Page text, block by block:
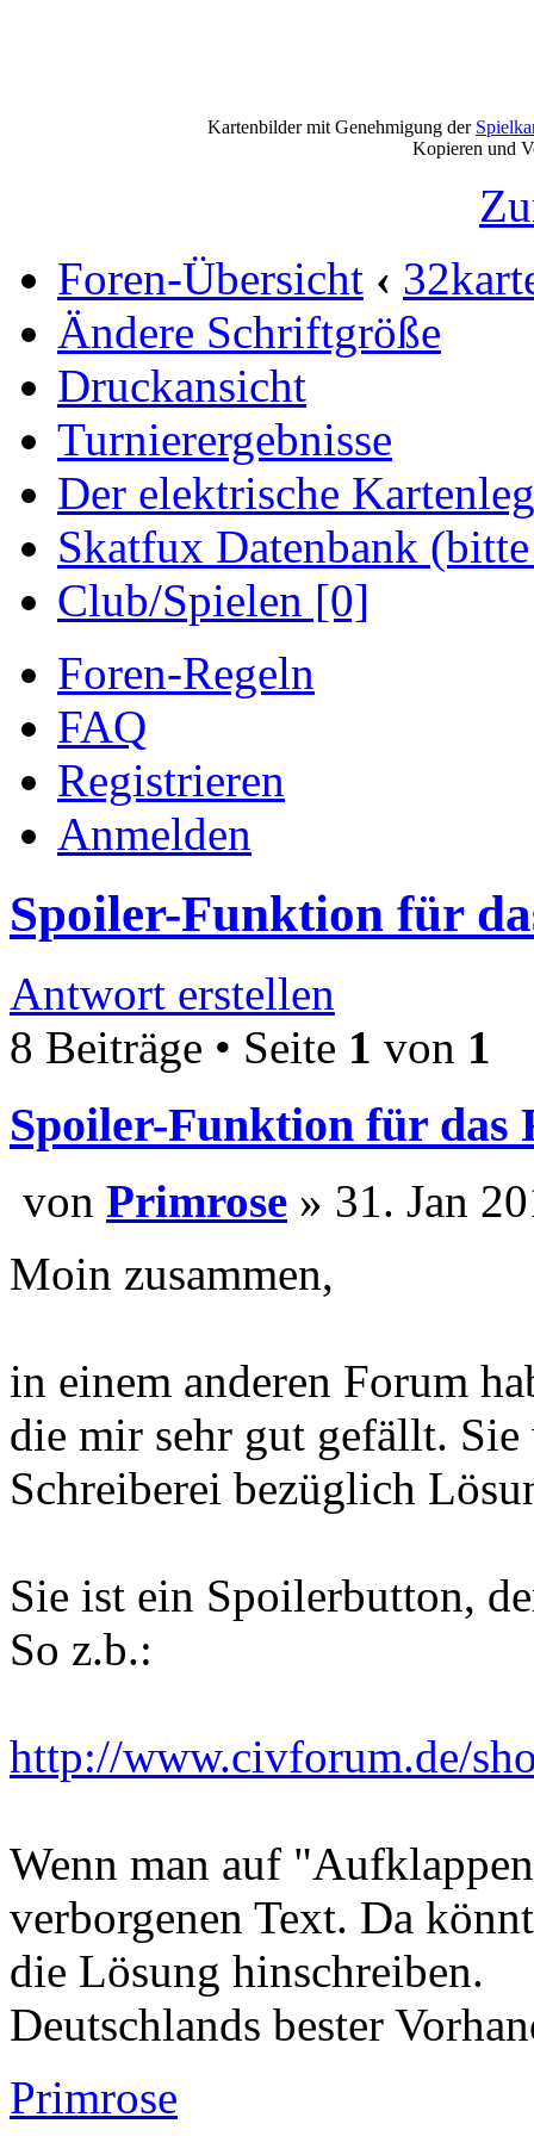
Kartenbilder mit Genehmigung der
Kopieren und
Foren-Übersicht ‹
Ändere Schriftgröße
Druckansicht
Turnierergebnisse
Der elektrische
Skatfux Datenbank
Club/Spielen [0]
Foren-Regeln
FAQ
Registrieren
Anmelden
Spoiler-Funktion für
Antwort erstellen
8 Beiträge • Seite 1 von 1
Spoiler-Funktion für das
vonPrimrose» 31.
Moin zusammen,
in einem anderen Forum
die mir sehr gut gefällt. Sie
Schreiberei bezüglich
Sie ist ein Spoilerbutton,
So z.b.:
http://www.civforum.de/
Wenn man auf
verborgenen Text. Da
die Lösung hinschreiben.